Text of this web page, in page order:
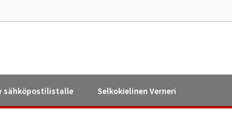
sähköpostilistalle Selkokielinen Verneri